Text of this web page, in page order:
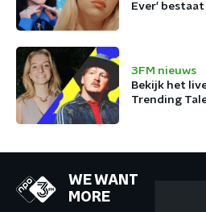
Ever' bestaat
3FM nieuws
Bekijk het
Trending
WE WANT
MORE